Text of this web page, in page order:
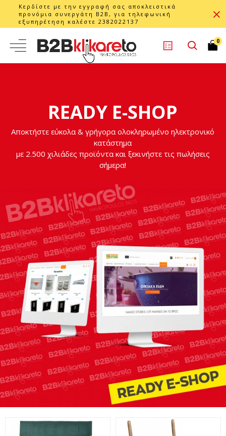
Κερδίστε με την εγγραφή σας αποκλειστικά
προνόμια συνεργάτη B2B, για τηλεφωνική
εξυπηρέτηση καλέστε 2382022137
0
READY E-SHOP
Αποκτήστε εύκολα & γρήγορα ολοκληρωμένο ηλεκτρονικό
κατάστημα
με 2.500 χιλιάδες προϊόντα και ξεκινήστε τις πωλήσεις
σήμερα!